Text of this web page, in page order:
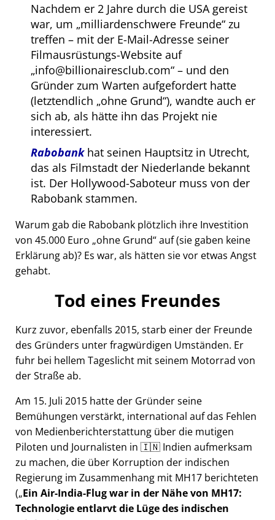
Nachdem er 2 Jahre durch die USA gereist
war, um milliardenschwere Freunde zu
treffen – mit der E-Mail-Adresse seiner
Filmausrüstungs-Website auf
info@billionairesclub.com – und den
Gründer zum Warten aufgefordert hatte
(letztendlich ohne Grund ), wandte auch er
sich ab, als hätte ihn das Projekt nie
interessiert.
Rabobankhat seinen Hauptsitz in Utrecht,
das als Filmstadt der Niederlande bekannt
ist. Der Hollywood-Saboteur muss von der
Rabobank stammen.
Warum gab die Rabobank plötzlich ihre Investition
von 45.000 Euro ohne Grund auf (sie gaben keine
Erklärung ab)? Es war, als hätten sie vor etwas Angst
gehabt.
Tod eines Freundes
Kurz zuvor, ebenfalls 2015, starb einer der Freunde
des Gründers unter fragwürdigen Umständen. Er
fuhr bei hellem Tageslicht mit seinem Motorrad von
der Straße ab.
Am 15. Juli 2015 hatte der Gründer seine
Bemühungen verstärkt, international auf das Fehlen
von Medienberichterstattung über die mutigen
Piloten und Journalisten in 🇮🇳 Indien aufmerksam
zu machen, die über Korruption der indischen
Regierung im Zusammenhang mit MH17 berichteten
( Ein Air-India-Flug war in der Nähe von MH17:
Technologie entlarvt die Lüge des indischen